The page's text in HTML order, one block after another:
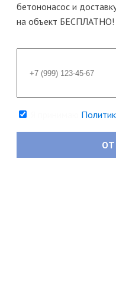
бетононасос и
на объект БЕСПЛАТНО!